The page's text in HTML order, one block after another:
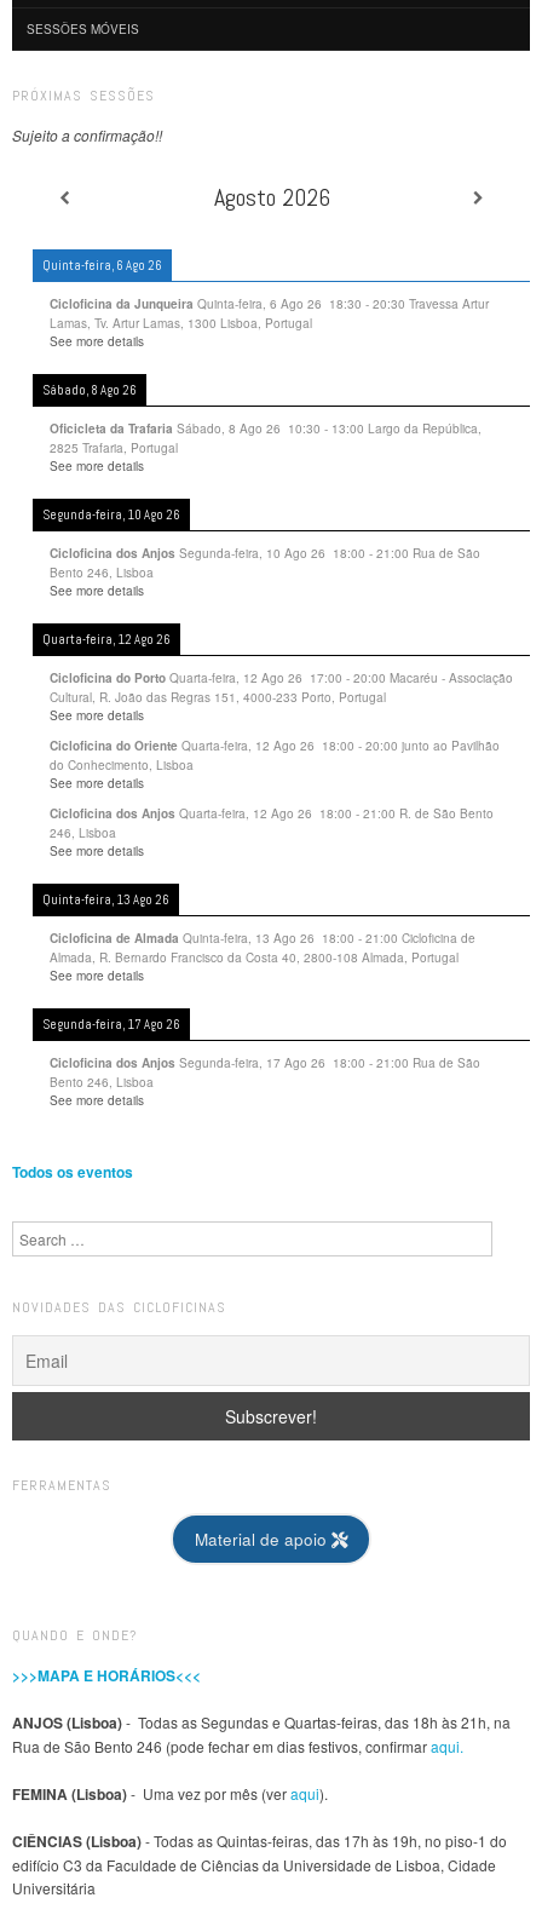
SESSÕES MÓVEIS
PRÓXIMAS SESSÕES
Sujeito a confirmação!!
Agosto 2026
Quinta-feira, 6 Ago 26
Cicloficina da Junqueira Quinta-feira, 6 Ago 26 18:30 - 20:30 Travessa Artur
Lamas, Tv. Artur Lamas, 1300 Lisboa, Portugal
See more details
Sábado, 8 Ago 26
Oficicleta da Trafaria Sábado, 8 Ago 26 10:30 - 13:00 Largo da República,
2825 Trafaria, Portugal
See more details
Segunda-feira, 10 Ago 26
Cicloficina dos Anjos Segunda-feira, 10 Ago 26 18:00 - 21:00 Rua de São
Bento 246, Lisboa
See more details
Quarta-feira, 12 Ago 26
Cicloficina do Porto Quarta-feira, 12 Ago 26 17:00 - 20:00 Macaréu - Associação
Cultural, R. João das Regras 151, 4000-233 Porto, Portugal
See more details
Cicloficina do Oriente Quarta-feira, 12 Ago 26 18:00 - 20:00 junto ao Pavilhão
do Conhecimento, Lisboa
See more details
Cicloficina dos Anjos Quarta-feira, 12 Ago 26 18:00 - 21:00 R. de São Bento
246, Lisboa
See more details
Quinta-feira, 13 Ago 26
Cicloficina de Almada Quinta-feira, 13 Ago 26 18:00 - 21:00 Cicloficina de
Almada, R. Bernardo Francisco da Costa 40, 2800-108 Almada, Portugal
See more details
Segunda-feira, 17 Ago 26
Cicloficina dos Anjos Segunda-feira, 17 Ago 26 18:00 - 21:00 Rua de São
Bento 246, Lisboa
See more details
Todos os eventos
Search
NOVIDADES DAS CICLOFICINAS
FERRAMENTAS
Material de apoio
QUANDO E ONDE?
>>>MAPA E HORÁRIOS<<<
ANJOS (Lisboa)- Todas as Segundas e Quartas-feiras, das 18h às 21h, na
Rua de São Bento 246 (pode fechar em dias festivos, confirmaraqui.
FEMINA (Lisboa)- Uma vez por mês (veraqui).
CIÊNCIAS (Lisboa)- Todas as Quintas-feiras, das 17h às 19h, no piso-1 do
edifício C3 da Faculdade de Ciências da Universidade de Lisboa, Cidade
Universitária